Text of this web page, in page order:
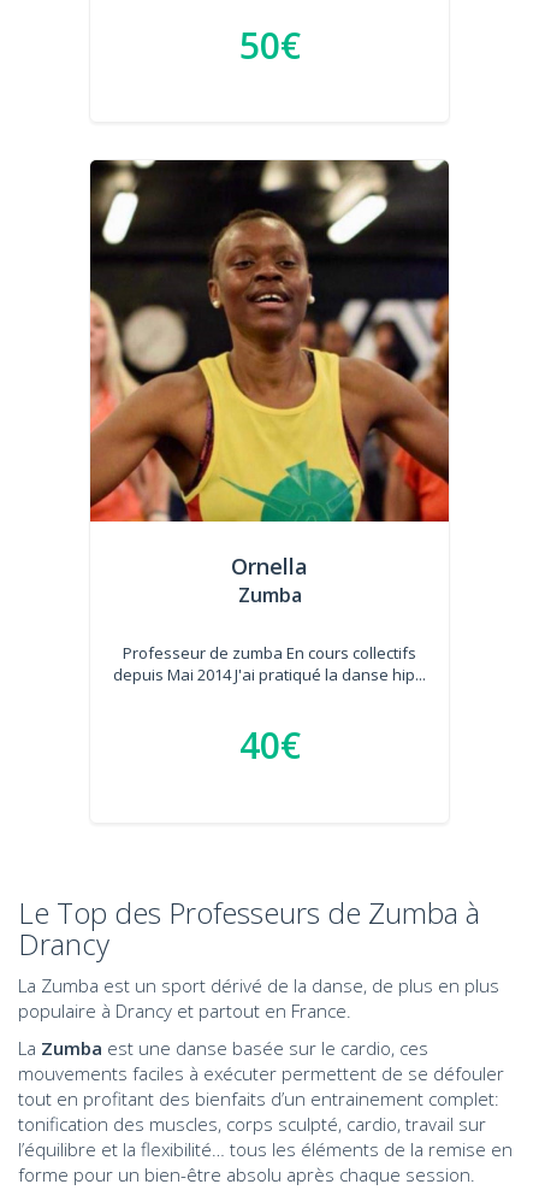
50€
Ornella
Zumba
Professeur de zumba En cours collectifs
depuis Mai 2014 J'ai pratiqué la danse hip...
40€
Le Top des Professeurs de Zumba à
Drancy
La Zumba est un sport dérivé de la danse, de plus en plus
populaire à Drancy et partout en France.
La Zumba est une danse basée sur le cardio, ces
mouvements faciles à exécuter permettent de se défouler
tout en profitant des bienfaits d’un entrainement complet:
tonification des muscles, corps sculpté, cardio, travail sur
l’équilibre et la flexibilité… tous les éléments de la remise en
forme pour un bien-être absolu après chaque session.